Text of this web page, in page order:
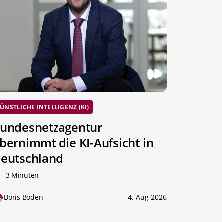
INTELLIGENZ (KI)
die KI-Aufsicht in
3 Minuten
Boris Boden 4. Aug 2026